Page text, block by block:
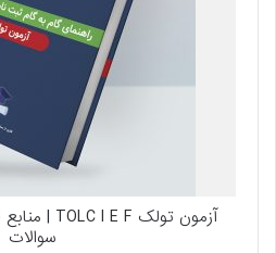
سوالات